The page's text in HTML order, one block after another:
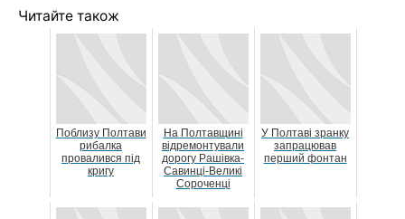
Читайте також
Поблизу Полтави
рибалка
провалився під
кригу
На Полтавщині
відремонтували
дорогу Рашівка-
Савинці-Великі
Сороченці
У Полтаві зранку
запрацював
перший фонтан